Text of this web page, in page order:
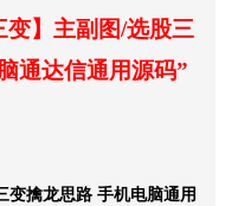
变】主副图/选股三
通达信通用源码”
变擒龙思路 手机电脑通用